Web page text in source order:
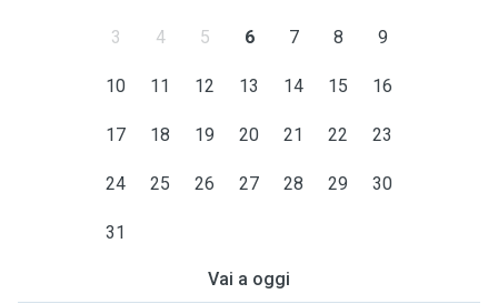
3 4 5 6 7 8 9
10 11 12 13 14 15 16
17 18 19 20 21 22 23
24 25 26 27 28 29 30
31
Vai a oggi